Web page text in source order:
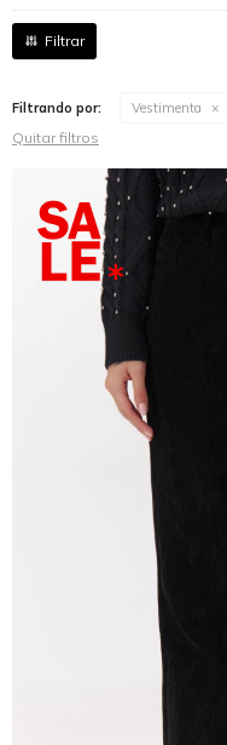
Filtrando por: Vestimenta
Quitar filtros